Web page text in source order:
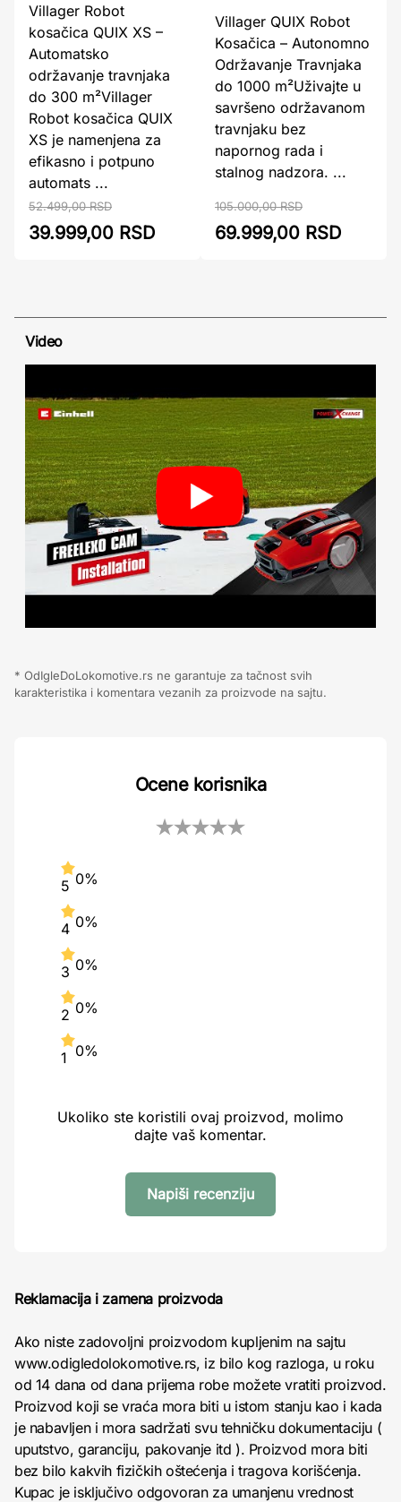
Villager Robot
kosačica QUIX XS –
Automatsko
održavanje travnjaka
do 300 m²Villager
Robot kosačica QUIX
XS je namenjena za
efikasno i potpuno
automats ...
52.499,00 RSD
39.999,00 RSD
Villager QUIX Robot
Kosačica – Autonomno
Održavanje Travnjaka
do 1000 m²Uživajte u
savršeno održavanom
travnjaku bez
napornog rada i
stalnog nadzora. ...
105.000,00 RSD
69.999,00 RSD
Video
* OdIgleDoLokomotive.rs ne garantuje za tačnost svih
karakteristika i komentara vezanih za proizvode na sajtu.
Ocene korisnika
5 0%
4 0%
3 0%
2 0%
1 0%
Ukoliko ste koristili ovaj proizvod, molimo
dajte vaš komentar.
Napiši recenziju
Reklamacija i zamena proizvoda
Ako niste zadovoljni proizvodom kupljenim na sajtu
www.odigledolokomotive.rs, iz bilo kog razloga, u roku
od 14 dana od dana prijema robe možete vratiti proizvod.
Proizvod koji se vraća mora biti u istom stanju kao i kada
je nabavljen i mora sadržati svu tehničku dokumentaciju (
uputstvo, garanciju, pakovanje itd ). Proizvod mora biti
bez bilo kakvih fizičkih oštećenja i tragova korišćenja.
Kupac je isključivo odgovoran za umanjenu vrednost